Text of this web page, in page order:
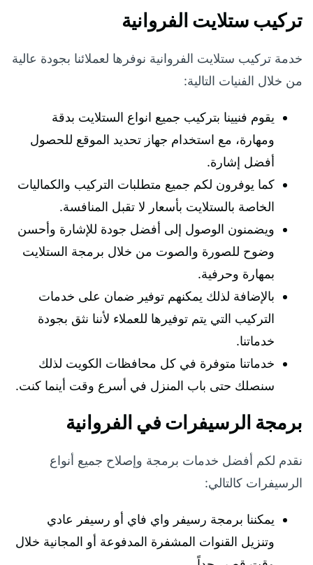
تركيب ستلايت الفروانية
خدمة تركيب ستلايت الفروانية نوفرها لعملائنا بجودة عالية
من خلال الفنيات التالية:
يقوم فنيينا بتركيب جميع انواع الستلايت بدقة
ومهارة، مع استخدام جهاز تحديد الموقع للحصول
أفضل إشارة.
كما يوفرون لكم جميع متطلبات التركيب والكماليات
الخاصة بالستلايت بأسعار لا تقبل المنافسة.
ويضمنون الوصول إلى أفضل جودة للإشارة وأحسن
وضوح للصورة والصوت من خلال برمجة الستلايت
بمهارة وحرفية.
بالإضافة لذلك يمكنهم توفير ضمان على خدمات
التركيب التي يتم توفيرها للعملاء لأننا نثق بجودة
خدماتنا.
خدماتنا متوفرة في كل محافظات الكويت لذلك
سنصلك حتى باب المنزل في أسرع وقت أينما كنت.
برمجة الرسيفرات في الفروانية
نقدم لكم أفضل خدمات برمجة وإصلاح جميع أنواع
الرسيفرات كالتالي:
يمكننا برمجة رسيفر واي فاي أو رسيفر عادي
وتنزيل القنوات المشفرة المدفوعة أو المجانية خلال